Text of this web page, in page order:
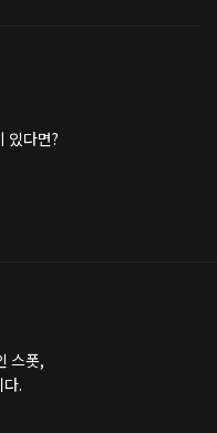
있다면?
스폿,
.